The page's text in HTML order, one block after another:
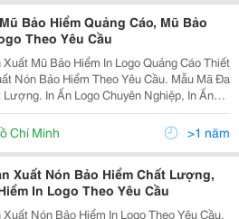
Bảo Hiểm Quảng Cáo, Mũ Bảo
Theo Yêu Cầu
Mũ Bảo Hiểm In Logo Quảng Cáo Thiết
Nón Bảo Hiểm Theo Yêu Cầu. Mẫu Mã Đa
Nghiệp, In Ấn
Tốt - Bền Màu Giá Thành Rẽ Hổ
Chí Minh >1 năm
Xuất Nón Bảo Hiểm Chất Lượng,
In Logo Theo Yêu Cầu
Nón Bảo Hiểm In Logo Theo Yêu Cầu.